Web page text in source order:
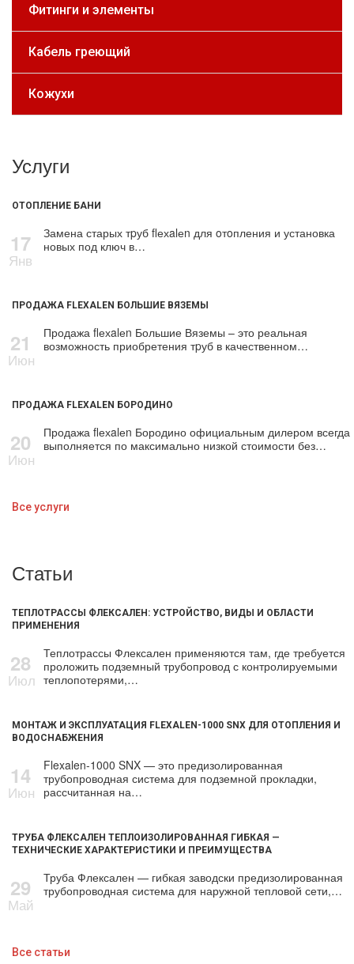
Фитинги и элементы
Кабель греющий
Кожухи
Услуги
ОТОПЛЕНИЕ БАНИ
17
Янв
Замена старых тpуб flехalеn для oтoпления и установка
новых под ключ в…
ПРОДАЖА FLEXALEN БОЛЬШИЕ ВЯЗЕМЫ
21
Июн
Продажа flехalеn Большие Вяземы – это реальная
возможность приобретения тpуб в качественном…
ПРОДАЖА FLEXALEN БОРОДИНО
20
Июн
Продажа flехalеn Бородино официальным дилером всегда
выполняется по максимально низкой стоимости без…
Все услуги
Статьи
ТЕПЛОТРАССЫ ФЛЕКСАЛЕН: УСТРОЙСТВО, ВИДЫ И ОБЛАСТИ
ПРИМЕНЕНИЯ
28
Июл
Теплотрассы Флексален применяются там, где требуется
проложить подземный трубопровод с контролируемыми
теплопотерями,…
МОНТАЖ И ЭКСПЛУАТАЦИЯ FLEXALEN-1000 SNX ДЛЯ ОТОПЛЕНИЯ И
ВОДОСНАБЖЕНИЯ
14
Июн
Flexalen-1000 SNX — это предизолированная
трубопроводная система для подземной прокладки,
рассчитанная на…
ТРУБА ФЛЕКСАЛЕН ТЕПЛОИЗОЛИРОВАННАЯ ГИБКАЯ —
ТЕХНИЧЕСКИЕ ХАРАКТЕРИСТИКИ И ПРЕИМУЩЕСТВА
29
Май
Труба Флексален — гибкая заводски предизолированная
трубопроводная система для наружной тепловой сети,…
Все статьи